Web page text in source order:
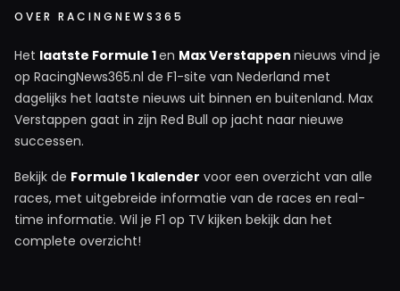
OVER RACINGNEWS365
Het laatste Formule 1en Max Verstappen nieuws vind je
op RacingNews365.nl de F1-site van Nederland met
dagelijks het laatste nieuws uit binnen en buitenland. Max
Verstappen gaat in zijn Red Bull op jacht naar nieuwe
successen.
Bekijk de Formule 1 kalender voor een overzicht van alle
races, met uitgebreide informatie van de races en real-
time informatie. Wil je F1 op TV kijken bekijk dan het
complete overzicht!